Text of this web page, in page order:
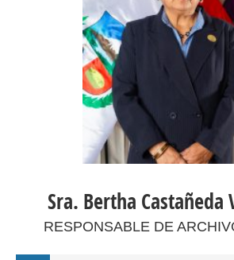
Sra. Bertha Castañeda
RESPONSABLE DE